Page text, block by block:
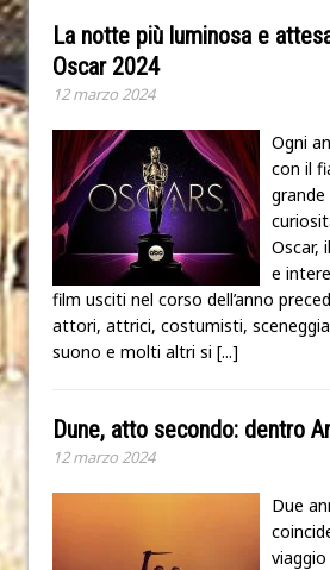
La notte più luminosa e
Oscar 2024
12 marzo 2024
Ogni
con il
Oscar,
e
film usciti nel corso dell’anno
attori, attrici, costumisti,
suono e molti altri si [...]
Dune, atto secondo: dentro
12 marzo 2024
Due
viaggio